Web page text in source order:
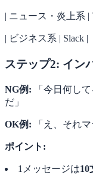
| ニュース・炎上系 |
| ビジネス系 | Slack |
ステップ2: イン
NG例: 「今日何し
だ」
OK例: 「え、それ
ポイント:
1メッセージは10